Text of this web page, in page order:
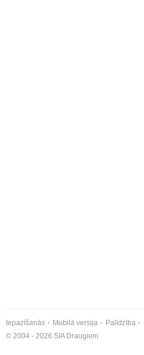
Iepazīšanās Mobilā versija Palīdzība
© 2004 - 2026 SIA Draugiem